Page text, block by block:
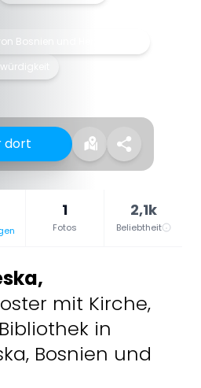
Bosnien und Herzegowina
dort
1
Fotos
2,1k
Beliebtheit
,
mit Kirche,
in
Bosnien und